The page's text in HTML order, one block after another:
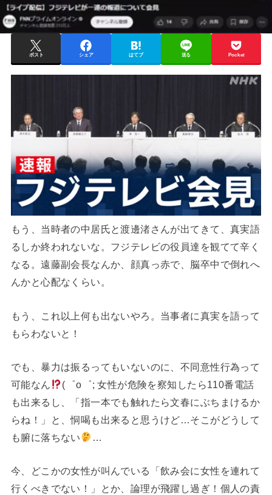
ポスト シェア はてブ 送る Pocket
もう、当時者の中居氏と渡邊渚さんが出てきて、真実語
るしか終われないな。フジテレビの役員達を観てて辛く
なる。遠藤副会長なんか、顔真っ赤で、脳卒中で倒れへ
んかと心配なくらい。
もう、これ以上何も出ないやろ。当事者に真実を語って
もらわないと！
でも、暴力は振るってもいないのに、不同意性行為って
可能なん
(⁠゜⁠o⁠゜⁠; 女性が危険を察知したら110番電話
も出来るし、「指一本でも触れたら文春にぶちまけるか
らね！」と、恫喝も出来ると思うけど…そこがどうして
も腑に落ちない
…
今、どこかの女性が叫んでいる「飲み会に女性を連れて
行くべきでない！」とか、論理が飛躍し過ぎ！個人の責